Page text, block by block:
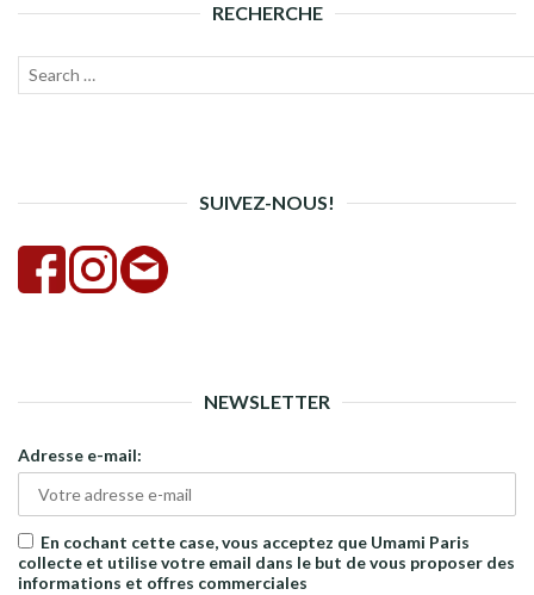
RECHERCHE
Recherche
SUIVEZ-NOUS!
NEWSLETTER
Adresse e-mail:
En cochant cette case, vous acceptez que Umami Paris
collecte et utilise votre email dans le but de vous proposer des
informations et offres commerciales